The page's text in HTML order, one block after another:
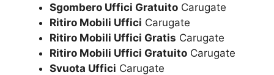
Sgombero Uffici Gratuito Carugate
Ritiro Mobili Uffici Carugate
Ritiro Mobili Uffici Gratis Carugate
Ritiro Mobili Uffici Gratuito Carugate
Svuota Uffici Carugate